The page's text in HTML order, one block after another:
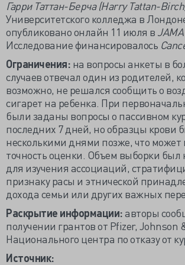
Гарри Таттан-Берча (HarryTattan-
Университетского колледжа в
опубликовано онлайн 11 июля в
Исследование финансировалось
Ограничения: на вопросы анкеты в
случаев отвечал один из родителей,
возможно, не решался сообщить о
сигарет на ребенка. При
были заданы вопросы о пассивном
последних 7 дней, но образцы крови
несколькими днями позже, что может
точность оценки. Объем выборки был
для изучения ассоциаций,
признаку расы и этнической
дохода семьи или других важных
Раскрытие информации:авторы
получении грантов от Pfizer, Johnson
Национального центра по отказу от
Источник: